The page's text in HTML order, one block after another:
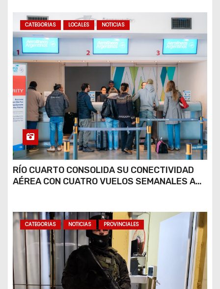
CATEGORIAS LOCALES NOTICIAS
RÍO CUARTO CONSOLIDA SU CONECTIVIDAD
AÉREA CON CUATRO VUELOS SEMANALES A
CATEGORIAS NOTICIAS PROVINCIALES